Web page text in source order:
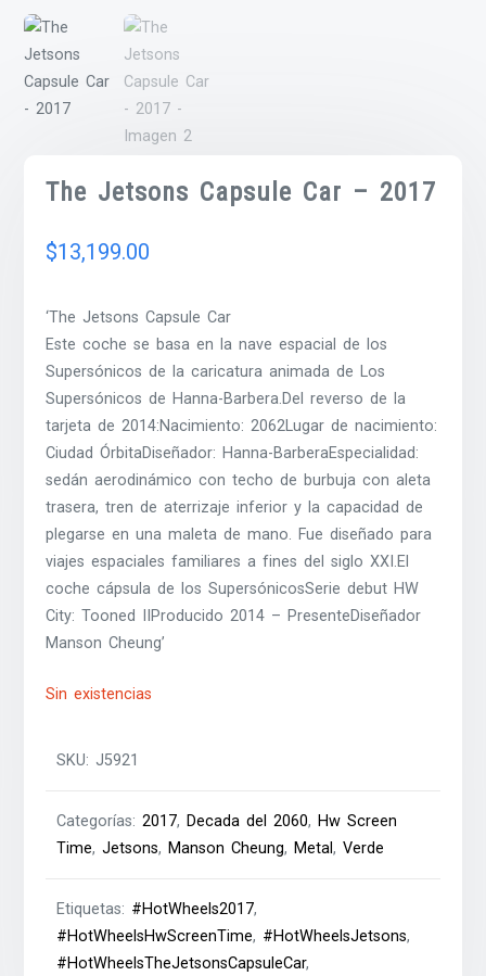
The Jetsons Capsule Car – 2017
$13,199.00
‘The Jetsons Capsule Car
Este coche se basa en la nave espacial de los
Supersónicos de la caricatura animada de Los
Supersónicos de Hanna-Barbera.Del reverso de la
tarjeta de 2014:Nacimiento: 2062Lugar de nacimiento:
Ciudad ÓrbitaDiseñador: Hanna-BarberaEspecialidad:
sedán aerodinámico con techo de burbuja con aleta
trasera, tren de aterrizaje inferior y la capacidad de
plegarse en una maleta de mano. Fue diseñado para
viajes espaciales familiares a fines del siglo XXI.El
coche cápsula de los SupersónicosSerie debut HW
City: Tooned IIProducido 2014 – PresenteDiseñador
Manson Cheung’
Sin existencias
SKU:J5921
Categorías:2017, Decada del 2060, Hw Screen
Time,Jetsons, Manson Cheung, Metal,Verde
Etiquetas: #HotWheels2017,
#HotWheelsHwScreenTime, #HotWheelsJetsons,
#HotWheelsTheJetsonsCapsuleCar,